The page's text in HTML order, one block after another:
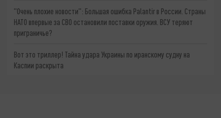
"Очень плохие новости": Большая ошибка Palantir в России. Страны
НАТО впервые за СВО остановили поставки оружия. ВСУ теряют
приграничье?
Вот это триллер! Тайна удара Украины по иранскому судну на
Каспии раскрыта